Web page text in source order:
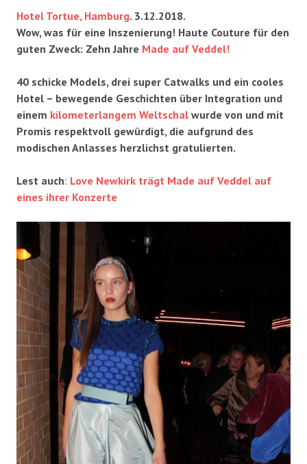
Hotel Tortue, Hamburg. 3.12.2018.
Wow, was für eine Inszenierung! Haute Couture für den
guten Zweck: Zehn Jahre Made auf Veddel!
40 schicke Models, drei super Catwalks und ein cooles
Hotel – bewegende Geschichten über Integration und
einem kilometerlangem Weltschal wurde von und mit
Promis respektvoll gewürdigt, die aufgrund des
modischen Anlasses herzlichst gratulierten.
Lest auch: Love Newkirk trägt Made auf Veddel auf
eines ihrer Konzerte